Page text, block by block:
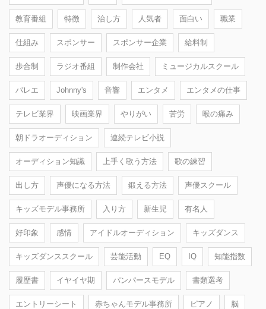
教育番組 特徴 治し方 人気者 面白い 職業
仕組み スポンサー スポンサー企業 給料制
歩合制 ラジオ番組 制作会社 ミュージカルスクール
バレエ Johnny's 音響 エンタメ エンタメの仕事
テレビ業界 映画業界 やりがい 苦労 喉の痛み
朝ドラオーディション 連続テレビ小説
オーディション知識 上手く歌う方法 歌の練習
出し方 声優になる方法 鍛える方法 声優スクール
キッズモデル事務所 入り方 新生児 有名人
好印象 感情 アイドルオーディション キッズダンス
キッズダンススクール 芸能活動 EQ IQ 知能指数
履歴書 イヤイヤ期 パンパースモデル 書類選考
エントリーシート 赤ちゃんモデル事務所 ピアノ 脳